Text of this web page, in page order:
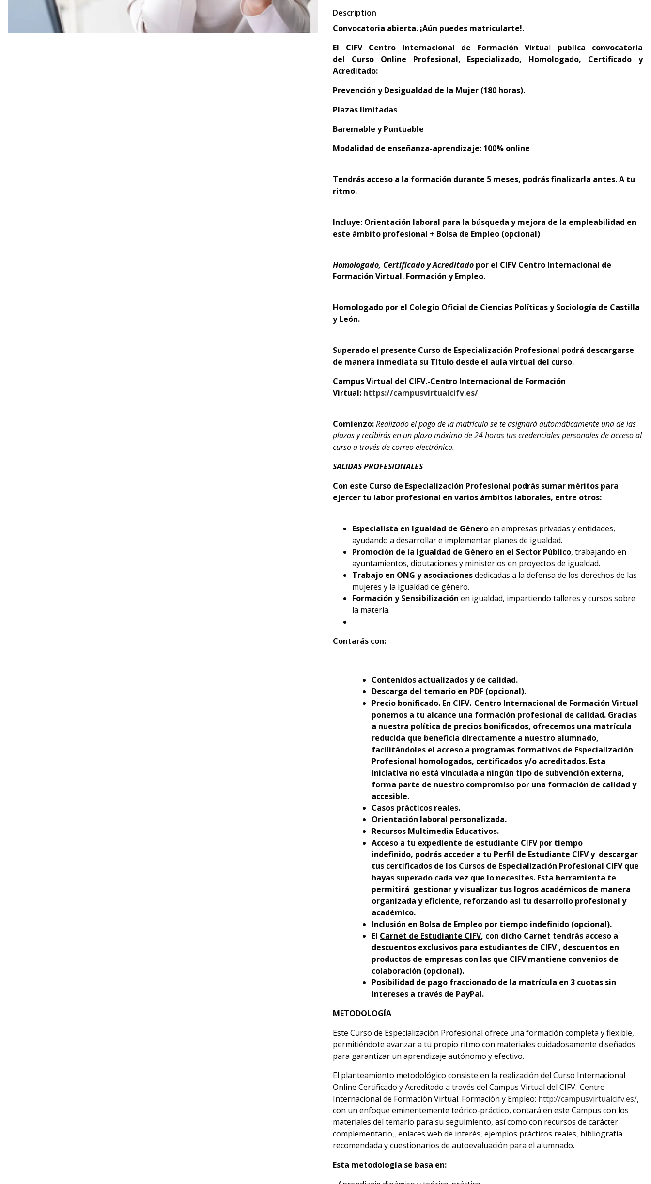
Description
Convocatoria abierta. ¡Aún puedes matricularte!.
El
CIFV Centro Internacional de Formación Virtual publica convocatoria
del
Curso Online Profesional, Especializado, Homologado, Certificado y
Acreditado:
Prevención y Desigualdad de la Mujer (180 horas).
Plazas limitadas
Baremable y Puntuable
Modalidad de enseñanza-aprendizaje: 100% online
Tendrás acceso a la formación durante 5 meses, podrás finalizarla antes. A tu
ritmo.
Incluye: Orientación laboral para la búsqueda y mejora de la empleabilidad en
este ámbito profesional + Bolsa de Empleo (opcional)
Homologado, Certificado y Acreditado por el CIFV Centro Internacional de
Formación Virtual. Formación y Empleo.
Homologado por el Colegio Oficial de Ciencias Políticas y Sociología de Castilla
y León.
Superado el presente Curso de Especialización Profesional podrá descargarse
de manera inmediata su Título desde el aula virtual del curso.
Campus Virtual del CIFV.-Centro Internacional de Formación
Virtual: https://campusvirtualcifv.es/
Comienzo:Realizado el pago de la matrícula se te asignará automáticamente una de las
plazas y recibirás en un plazo máximo de 24 horas tus credenciales personales de acceso al
curso a través de correo electrónico.
SALIDAS PROFESIONALES
Con este Curso de Especialización Profesional podrás sumar méritos para
ejercer tu labor profesional en varios ámbitos laborales, entre otros:
Especialista en Igualdad de Géneroen empresas privadas y entidades,
ayudando a desarrollar e implementar planes de igualdad.
Promoción de la Igualdad de Género en el Sector Público, trabajando en
ayuntamientos, diputaciones y ministerios en proyectos de igualdad.
Trabajo en ONG y asociacionesdedicadas a la defensa de los derechos de las
mujeres y la igualdad de género.
Formación y Sensibilización en igualdad, impartiendo talleres y cursos sobre
la materia.
Contarás con:
Contenidos actualizados y de calidad.
Descarga del temario en PDF (opcional).
Precio bonificado. En CIFV.-Centro Internacional de Formación Virtual
ponemos a tu alcance una formación profesional de calidad. Gracias
a nuestra política de precios bonificados, ofrecemos una matrícula
reducida que beneficia directamente a nuestro alumnado,
facilitándoles el acceso a programas formativos de Especialización
Profesional homologados, certificados y/o acreditados. Esta
iniciativa no está vinculada a ningún tipo de subvención externa,
forma parte de nuestro compromiso por una formación de calidad y
accesible.
Casos prácticos reales.
Orientación laboral personalizada.
Recursos Multimedia Educativos.
Acceso a tu expediente de estudiante CIFV por tiempo
indefinido, podrás acceder a tu Perfil de Estudiante CIFV y descargar
tus certificados de los Cursos de Especialización Profesional CIFV que
hayas superado cada vez que lo necesites. Esta herramienta te
permitirá gestionar y visualizar tus logros académicos de manera
organizada y eficiente, reforzando así tu desarrollo profesional y
académico.
Inclusión en Bolsa de Empleo por tiempo indefinido (opcional).
El Carnet de Estudiante CIFV, con dicho Carnet tendrás acceso a
descuentos exclusivos para estudiantes de CIFV , descuentos en
productos de empresas con las que CIFV mantiene convenios de
colaboración (opcional).
Posibilidad de pago fraccionado de la matrícula en 3 cuotas sin
intereses a través de PayPal.
METODOLOGÍA
Este Curso de Especialización Profesional ofrece una formación completa y flexible,
permitiéndote avanzar a tu propio ritmo con materiales cuidadosamente diseñados
para garantizar un aprendizaje autónomo y efectivo.
El planteamiento metodológico consiste en la realización del Curso Internacional
Online Certificado y Acreditado a través del Campus Virtual del CIFV.-Centro
Internacional de Formación Virtual. Formación y Empleo: http://campusvirtualcifv.es/,
con un enfoque eminentemente teórico-práctico, contará en este Campus con los
materiales del temario para su seguimiento, así como con recursos de carácter
complementario,, enlaces web de interés, ejemplos prácticos reales, bibliografía
recomendada y cuestionarios de autoevaluación para el alumnado.
Esta metodología se basa en: